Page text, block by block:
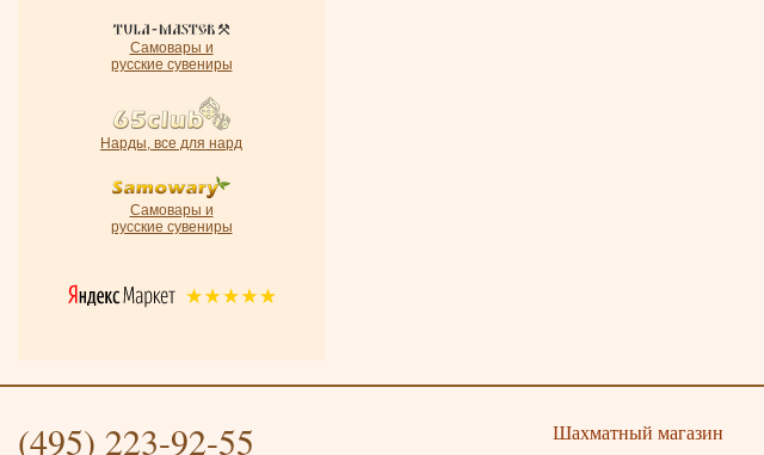
Самовары и
русские сувениры
Нарды, все для нард
Самовары и
русские сувениры
(495) 223-92-55 Шахматный магазин